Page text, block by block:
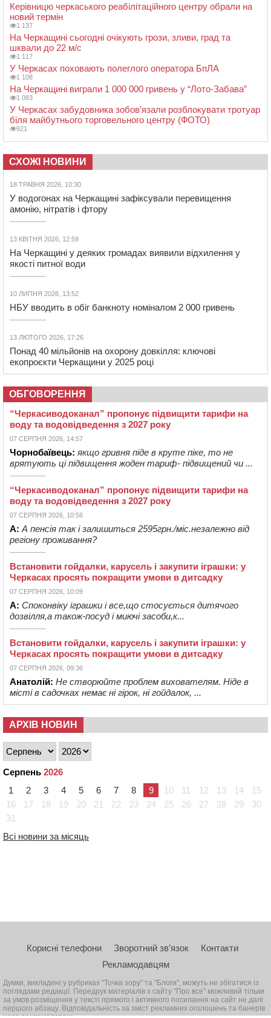
Керівницю черкаського реабілітаційного центру обрали на
новий термін
1 137
На Черкащині сьогодні очікують грози, зливи, град та
шквали до 22 м/с
1 117
У Черкасах поховають полеглого оператора БпЛА
1 108
На Черкащині виграли 1 000 000 гривень у “Лото-Забава”
1 083
У Черкасах забудовника зобов’язали розблокувати тротуар
біля майбутнього торговельного центру (ФОТО)
921
СХОЖІ НОВИНИ
18 ТРАВНЯ 2026, 10:30
У водогонах на Черкащині зафіксували перевищення
амонію, нітратів і фтору
13 КВІТНЯ 2026, 12:59
На Черкащині у деяких громадах виявили відхилення у
якості питної води
10 ЛИПНЯ 2026, 13:52
НБУ вводить в обіг банкноту номіналом 2 000 гривень
13 ЛЮТОГО 2026, 17:26
Понад 40 мільйонів на охорону довкілля: ключові
екопроєкти Черкащини у 2025 році
ОБГОВОРЕННЯ
“Черкасиводоканал” пропонує підвищити тарифи на
воду та водовідведення з 2027 року
07 СЕРПНЯ 2026, 14:57
Чорнобаївець: якщо гривня піде в круте піке, то не
врятують ці підвищення жоден тариф- підвищений чи ...
“Черкасиводоканал” пропонує підвищити тарифи на
воду та водовідведення з 2027 року
07 СЕРПНЯ 2026, 10:56
А: А пенсія так і залишиться 2595грн./міс.незалежно від
регіону проживання?
Встановити гойдалки, карусель і закупити іграшки: у
Черкасах просять покращити умови в дитсадку
07 СЕРПНЯ 2026, 10:09
А: Споконвіку іграшки і все,що стосується дитячого
дозвілля,а також-посуд і миючі засоби,к...
Встановити гойдалки, карусель і закупити іграшки: у
Черкасах просять покращити умови в дитсадку
07 СЕРПНЯ 2026, 09:36
Анатолій: Не створюйте проблем вихователям. Ніде в
місті в садочках немає ні гірок, ні гойдалок, ...
АРХІВ НОВИН
Серпень 2026
1
2 3 4 5 6 7 8 9 10 11 12 13 14
15
16
17 18 19 20 21 22 23 24 25 26 27 28 29
30
31
Всі новини за місяць
Корисні телефони Зворотний зв’язок
Контакти
Рекламодавцям
Думки, викладені у рубриках "Точка зору" та "Блоги", можуть не збігатися із
поглядами редакції. Передрук матеріалів з сайту "Про все" можливий тільки
за умов розміщення у тексті прямого і активного посилання на сайт не далі
першого абзацу. Відповідальність за зміст рекламних оголошень та банерів